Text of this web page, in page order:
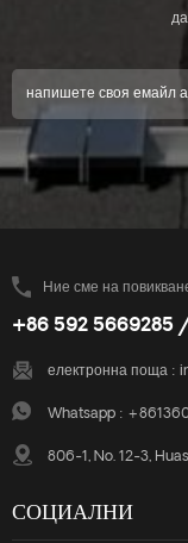
Ние сме на
+86 592 5669285
електронна поща :
Whatsapp :
806-1, No. 12-3,
СОЦИАЛНИ